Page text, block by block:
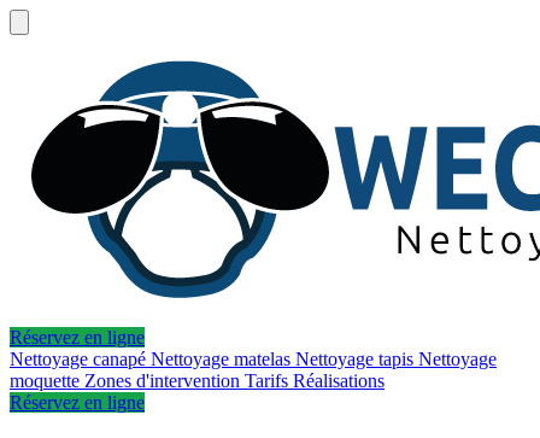
Réservez en ligne
Nettoyage canapé Nettoyage matelas Nettoyage tapis Nettoyage
moquette Zones d'intervention Tarifs Réalisations
Réservez en ligne